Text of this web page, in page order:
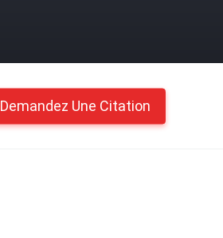
Demandez Une Citation